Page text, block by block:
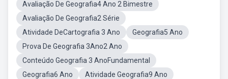
Avaliação De Geografia4 Ano 2 Bimestre
Avaliação De Geografia2 Série
Atividade DeCartografia 3 Ano
Geografia5 Ano
Prova De Geografia 3Ano2 Ano
Conteúdo Geografia 3 AnoFundamental
Geografia6 Ano
Atividade Geografia9 Ano